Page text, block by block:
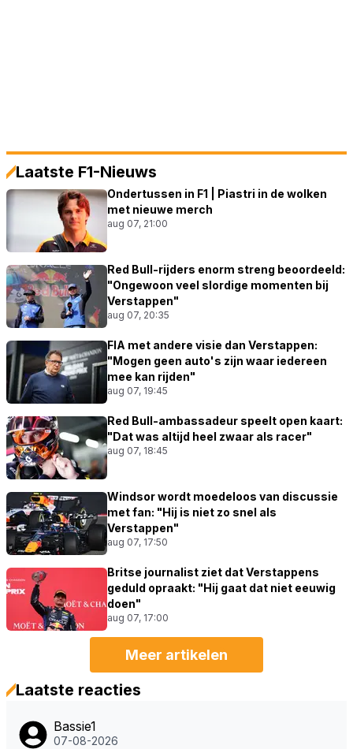
Laatste F1-Nieuws
Ondertussen in F1 | Piastri in de wolken
met nieuwe merch
aug 07, 21:00
Red Bull-rijders enorm streng beoordeeld:
"Ongewoon veel slordige momenten bij
Verstappen"
aug 07, 20:35
FIA met andere visie dan Verstappen:
"Mogen geen auto's zijn waar iedereen
mee kan rijden"
aug 07, 19:45
Red Bull-ambassadeur speelt open kaart:
"Dat was altijd heel zwaar als racer"
aug 07, 18:45
Windsor wordt moedeloos van discussie
met fan: "Hij is niet zo snel als
Verstappen"
aug 07, 17:50
Britse journalist ziet dat Verstappens
geduld opraakt: "Hij gaat dat niet eeuwig
doen"
aug 07, 17:00
Meer artikelen
Laatste reacties
Bassie1
07-08-2026